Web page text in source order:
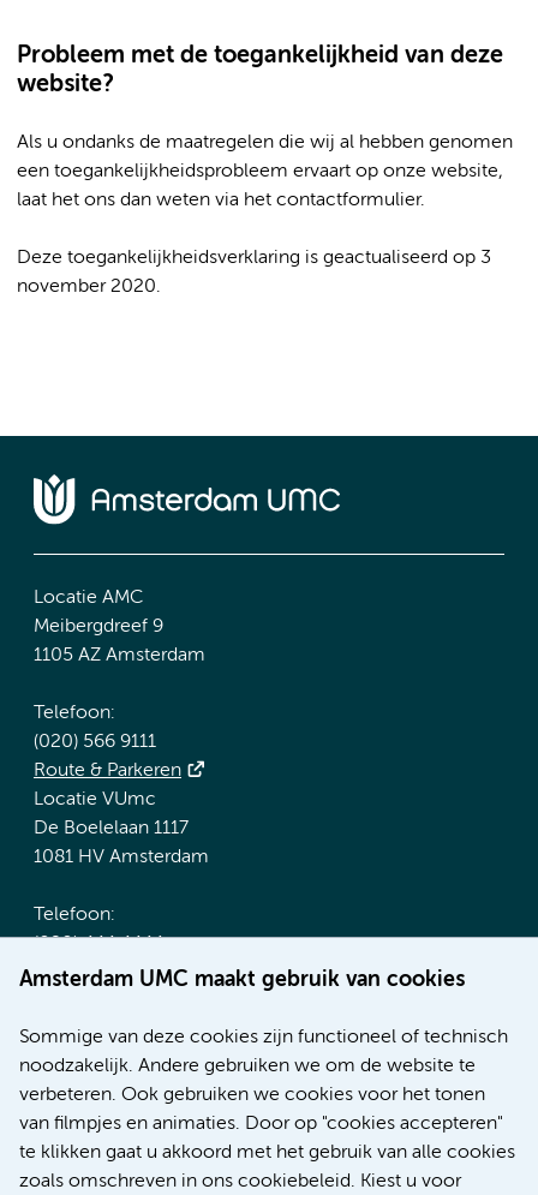
Amsterdam UMC maakt gebruik van cookies
Sommige van deze cookies zijn functioneel of technisch
noodzakelijk. Andere gebruiken we om de website te
verbeteren. Ook gebruiken we cookies voor het tonen
van filmpjes en animaties. Door op "cookies accepteren"
te klikken gaat u akkoord met het gebruik van alle cookies
zoals omschreven in ons cookiebeleid. Kiest u voor
Probleem met de toegankelijkheid van deze
website?
Als u ondanks de maatregelen die wij al hebben genomen
een toegankelijkheidsprobleem ervaart op onze website,
laat het ons dan weten via het contactformulier.
Deze toegankelijkheidsverklaring is geactualiseerd op 3
november 2020.
Locatie AMC
Meibergdreef 9
1105 AZ Amsterdam
Telefoon:
(020) 566 9111
Route & Parkeren
Locatie VUmc
De Boelelaan 1117
1081 HV Amsterdam
Telefoon:
(020) 444 4444
Route & Parkeren
Meer Amsterdam UMC websites:
Werken bij Amsterdam UMC
Over Amsterdam UMC
Nieuws
Research